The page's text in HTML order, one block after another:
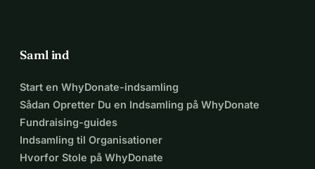
Venligst donér og del denne
indsamling blandt dine venner for at
hjælpe os med at forme en lysere
fremtid for Ukraine!
Saml ind
Start en WhyDonate-indsamling
Sådan Opretter Du en Indsamling på WhyDonate
Fundraising-guides
Indsamling til Organisationer
Hvorfor Stole på WhyDonate